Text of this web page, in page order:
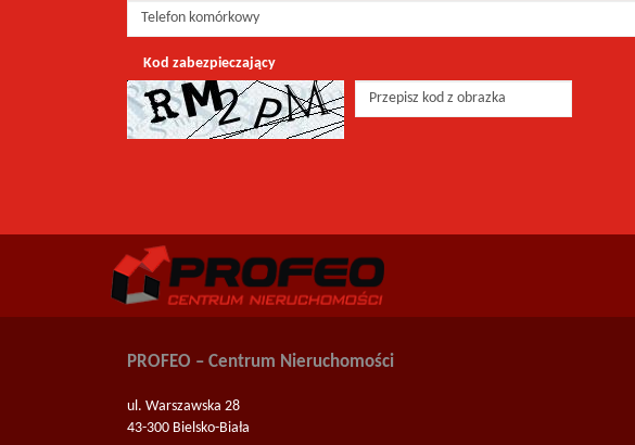
Kod zabezpieczający
PROFEO – Centrum Nieruchomości
ul. Warszawska 28
43-300 Bielsko-Biała